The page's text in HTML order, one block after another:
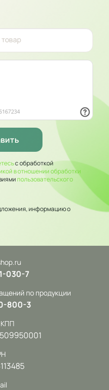
с обработкой
в отношении обработки
пользовательского
информацию о
030-7
по продукции
800-3